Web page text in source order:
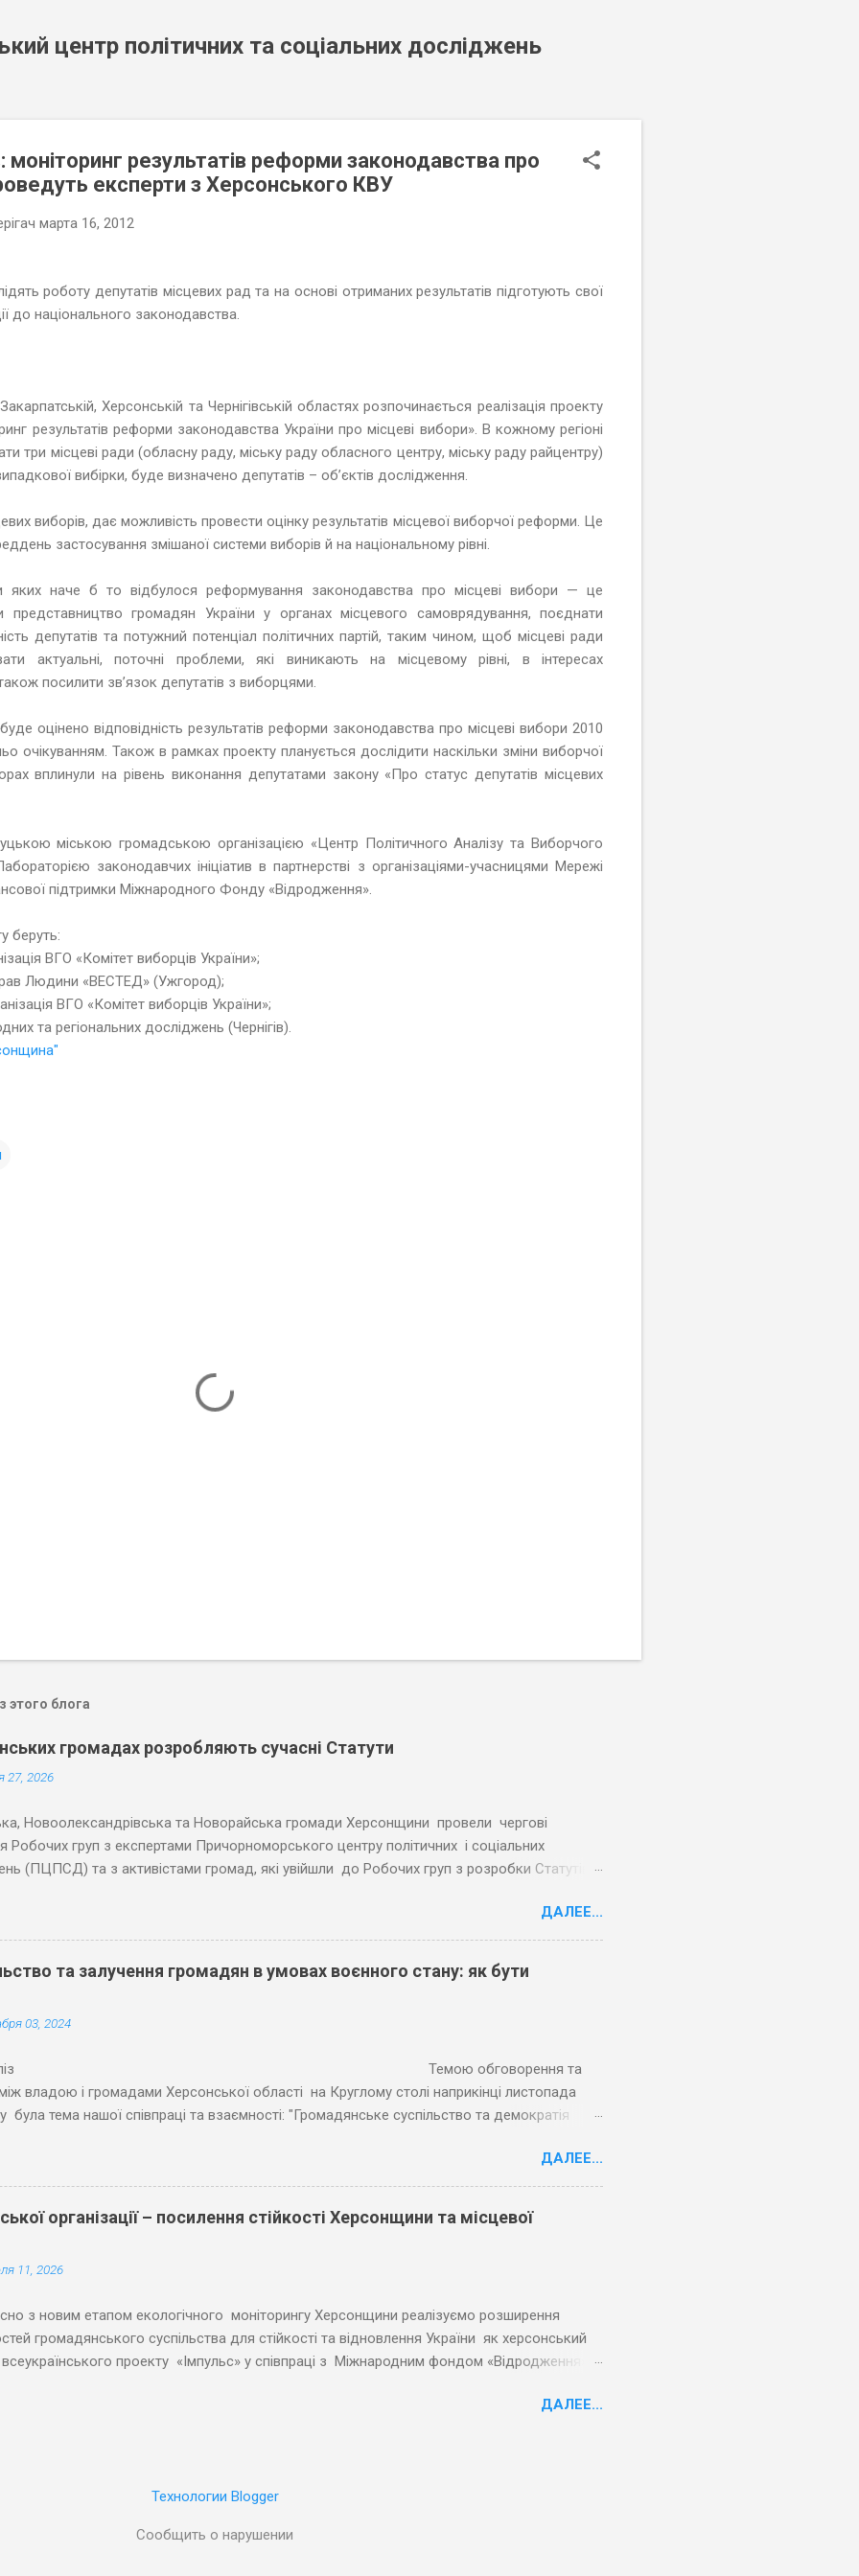
центр політичних та соціальних досліджень
моніторинг результатів реформи законодавства про
експерти з Херсонського КВУ
марта 16, 2012
роботу депутатів місцевих рад та на основі отриманих результатів підготують свої
до національного законодавства.
Херсонській та Чернігівській областях розпочинається реалізація проекту
результатів реформи законодавства України про місцеві вибори». В кожному регіоні
три місцеві ради (обласну раду, міську раду обласного центру, міську раду райцентру)
вибірки, буде визначено депутатів – об’єктів дослідження.
виборів, дає можливість провести оцінку результатів місцевої виборчої реформи. Це
застосування змішаної системи виборів й на національному рівні.
яких наче б то відбулося реформування законодавства про місцеві вибори — це
представництво громадян України у органах місцевого самоврядування, поєднати
депутатів та потужний потенціал політичних партій, таким чином, щоб місцеві ради
актуальні, поточні проблеми, які виникають на місцевому рівні, в інтересах
посилити зв’язок депутатів з виборцями.
оцінено відповідність результатів реформи законодавства про місцеві вибори 2010
очікуванням. Також в рамках проекту планується дослідити наскільки зміни виборчої
вплинули на рівень виконання депутатами закону «Про статус депутатів місцевих
міською громадською організацією «Центр Політичного Аналізу та Виборчого
законодавчих ініціатив в партнерстві з організаціями-учасницями Мережі
підтримки Міжнародного Фонду «Відродження».
беруть:
ВГО «Комітет виборців України»;
Людини «ВЕСТЕД» (Ужгород);
ВГО «Комітет виборців України»;
та регіональних досліджень (Чернігів).
этого блога
громадах розробляють сучасні Статути
27, 2026
Новоолександрівська та Новорайська громади Херсонщини провели чергові
Робочих груп з експертами Причорноморського центру політичних і соціальних
(ПЦПСД) та з активістами громад, які увійшли до Робочих груп з розробки Статутів.
громадам Херсонської області в розробці статутів» учасники обговорили та
напрацьовані тексти першої половини змістовної частини Статутів трьох громад.
обраних громад разом з представниками місцевого самоврядування напрацювали
розділи Статутів, а саме: 1) Участь жителів у вирішенні питань місцевого значення; 2)
викликали різні форми громадської участі у вирішенні місцевих питань, у прийнятті
ДАЛЕЕ...
та залучення громадян в умовах воєнного стану: як бути
03, 2024
реліз Темою обговорення та
владою і громадами Херсонської області на Круглому столі наприкінці листопада
була тема нашої співпраці та взаємності: "Громадянське суспільство та демократія
залучення громадян до вироблення та реалізації публічної політики, актуальний розвиток
форм і інструментів демократії участі для підсилення діалогу громадськості з
влади. Ці поняття знаходяться в сфері пріоритетів державно-громадської
...
ДАЛЕЕ...
організації – посилення стійкості Херсонщини та місцевої
11, 2026
з новим етапом екологічного моніторингу Херсонщини реалізуємо розширення
громадянського суспільства для стійкості та відновлення України як херсонський
проекту «Імпульс» у співпраці з Міжнародним фондом «Відродження»
області шляхом залучення широкого кола громадян до розробки та
центру шляхом створення незалежного Пр...
ДАЛЕЕ...
Технологии Blogger
Сообщить о нарушении